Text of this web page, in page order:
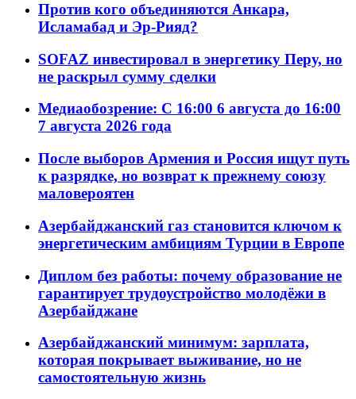
Против кого объединяются Анкара,
Исламабад и Эр-Рияд?
SOFAZ инвестировал в энергетику Перу, но
не раскрыл сумму сделки
Медиаобозрение: С 16:00 6 августа до 16:00
7 августа 2026 года
После выборов Армения и Россия ищут путь
к разрядке, но возврат к прежнему союзу
маловероятен
Азербайджанский газ становится ключом к
энергетическим амбициям Турции в Европе
Диплом без работы: почему образование не
гарантирует трудоустройство молодёжи в
Азербайджане
Азербайджанский минимум: зарплата,
которая покрывает выживание, но не
самостоятельную жизнь